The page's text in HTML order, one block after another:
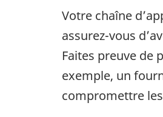
Votre chaîne
assurez-vous
Faites preuve de
exemple, un
compromettre